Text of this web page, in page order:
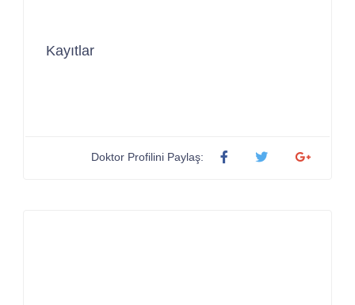
Kayıtlar
Doktor Profilini Paylaş: